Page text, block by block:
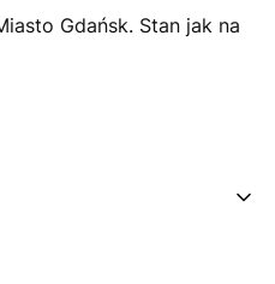
Gdańsk. Stan jak na